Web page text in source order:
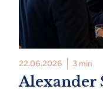
22.06.2026 3 min
Alexander